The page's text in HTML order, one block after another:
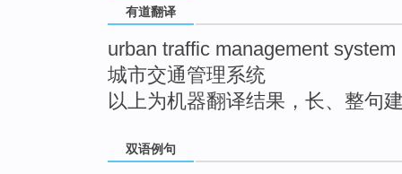
有道翻译
urban traffic management system
城市交通管理系统
以上为机器翻译结果，长、整句
双语例句